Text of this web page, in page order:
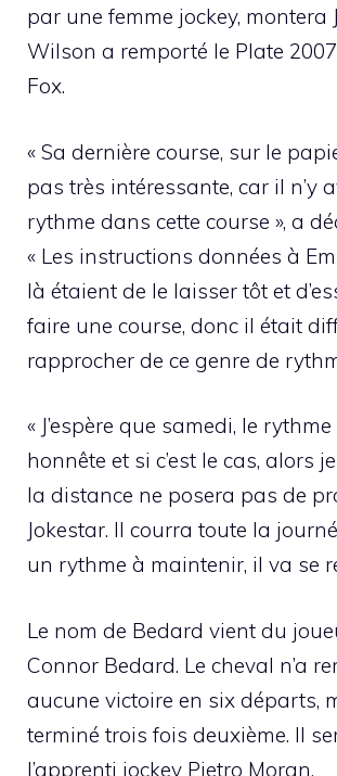
par une femme jockey, montera
Wilson a remporté le Plate
Fox.
« Sa dernière course, sur le
pas très intéressante, car il n’y
rythme dans cette course », a
« Les instructions données à
là étaient de le laisser tôt et
faire une course, donc il était
rapprocher de ce genre de
« J’espère que samedi, le
honnête et si c’est le cas, alors
la distance ne posera pas de
Jokestar. Il courra toute la
un rythme à maintenir, il va se
Le nom de Bedard vient du
Connor Bedard. Le cheval n’a
aucune victoire en six départs,
terminé trois fois deuxième. Il
l’apprenti jockey Pietro Moran.